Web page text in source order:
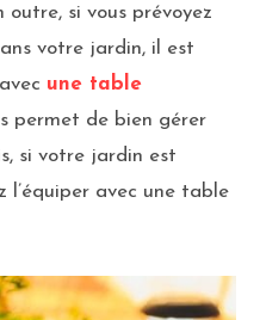
outre, si vous prévoyez
votre jardin, il est
une table
permet de bien gérer
si votre jardin est
l’équiper avec une table